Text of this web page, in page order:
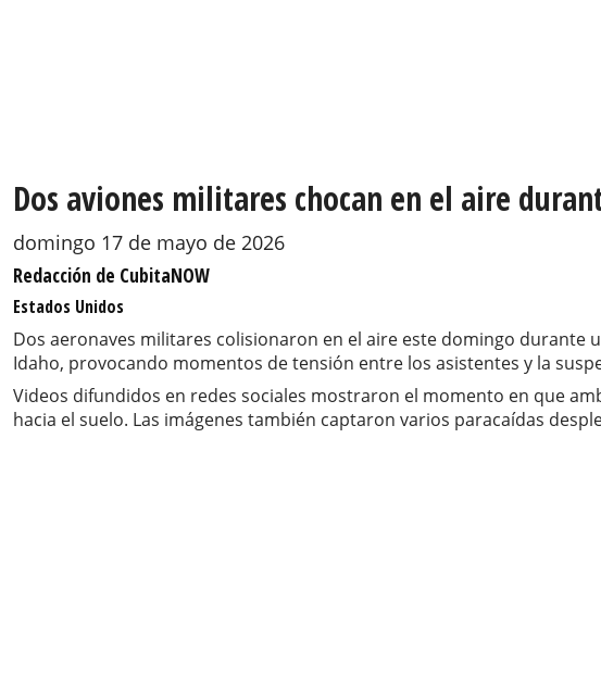
Dos aviones militares chocan en el aire
domingo 17 de mayo de 2026
Redacción de CubitaNOW
Estados Unidos
Dos aeronaves militares colisionaron en el aire este domingo durante
Idaho, provocando momentos de tensión entre los asistentes y la
Videos difundidos en redes sociales mostraron el momento en que
hacia el suelo. Las imágenes también captaron varios paracaídas